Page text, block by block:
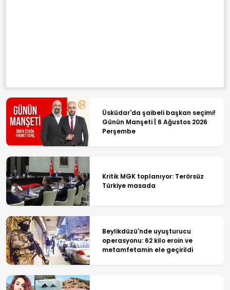
Üsküdar'da şaibeli başkan seçimi!
Günün Manşeti | 6 Ağustos 2026
Perşembe
Kritik MGK toplanıyor: Terörsüz
Türkiye masada
Beylikdüzü'nde uyuşturucu
operasyonu: 62 kilo eroin ve
metamfetamin ele geçirildi